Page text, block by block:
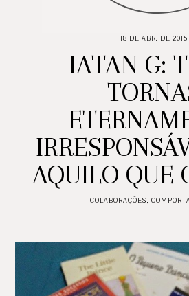
18 DE ABR. DE 2015
IATAN G:
AQUILO QUE
COLABORAÇÕES,